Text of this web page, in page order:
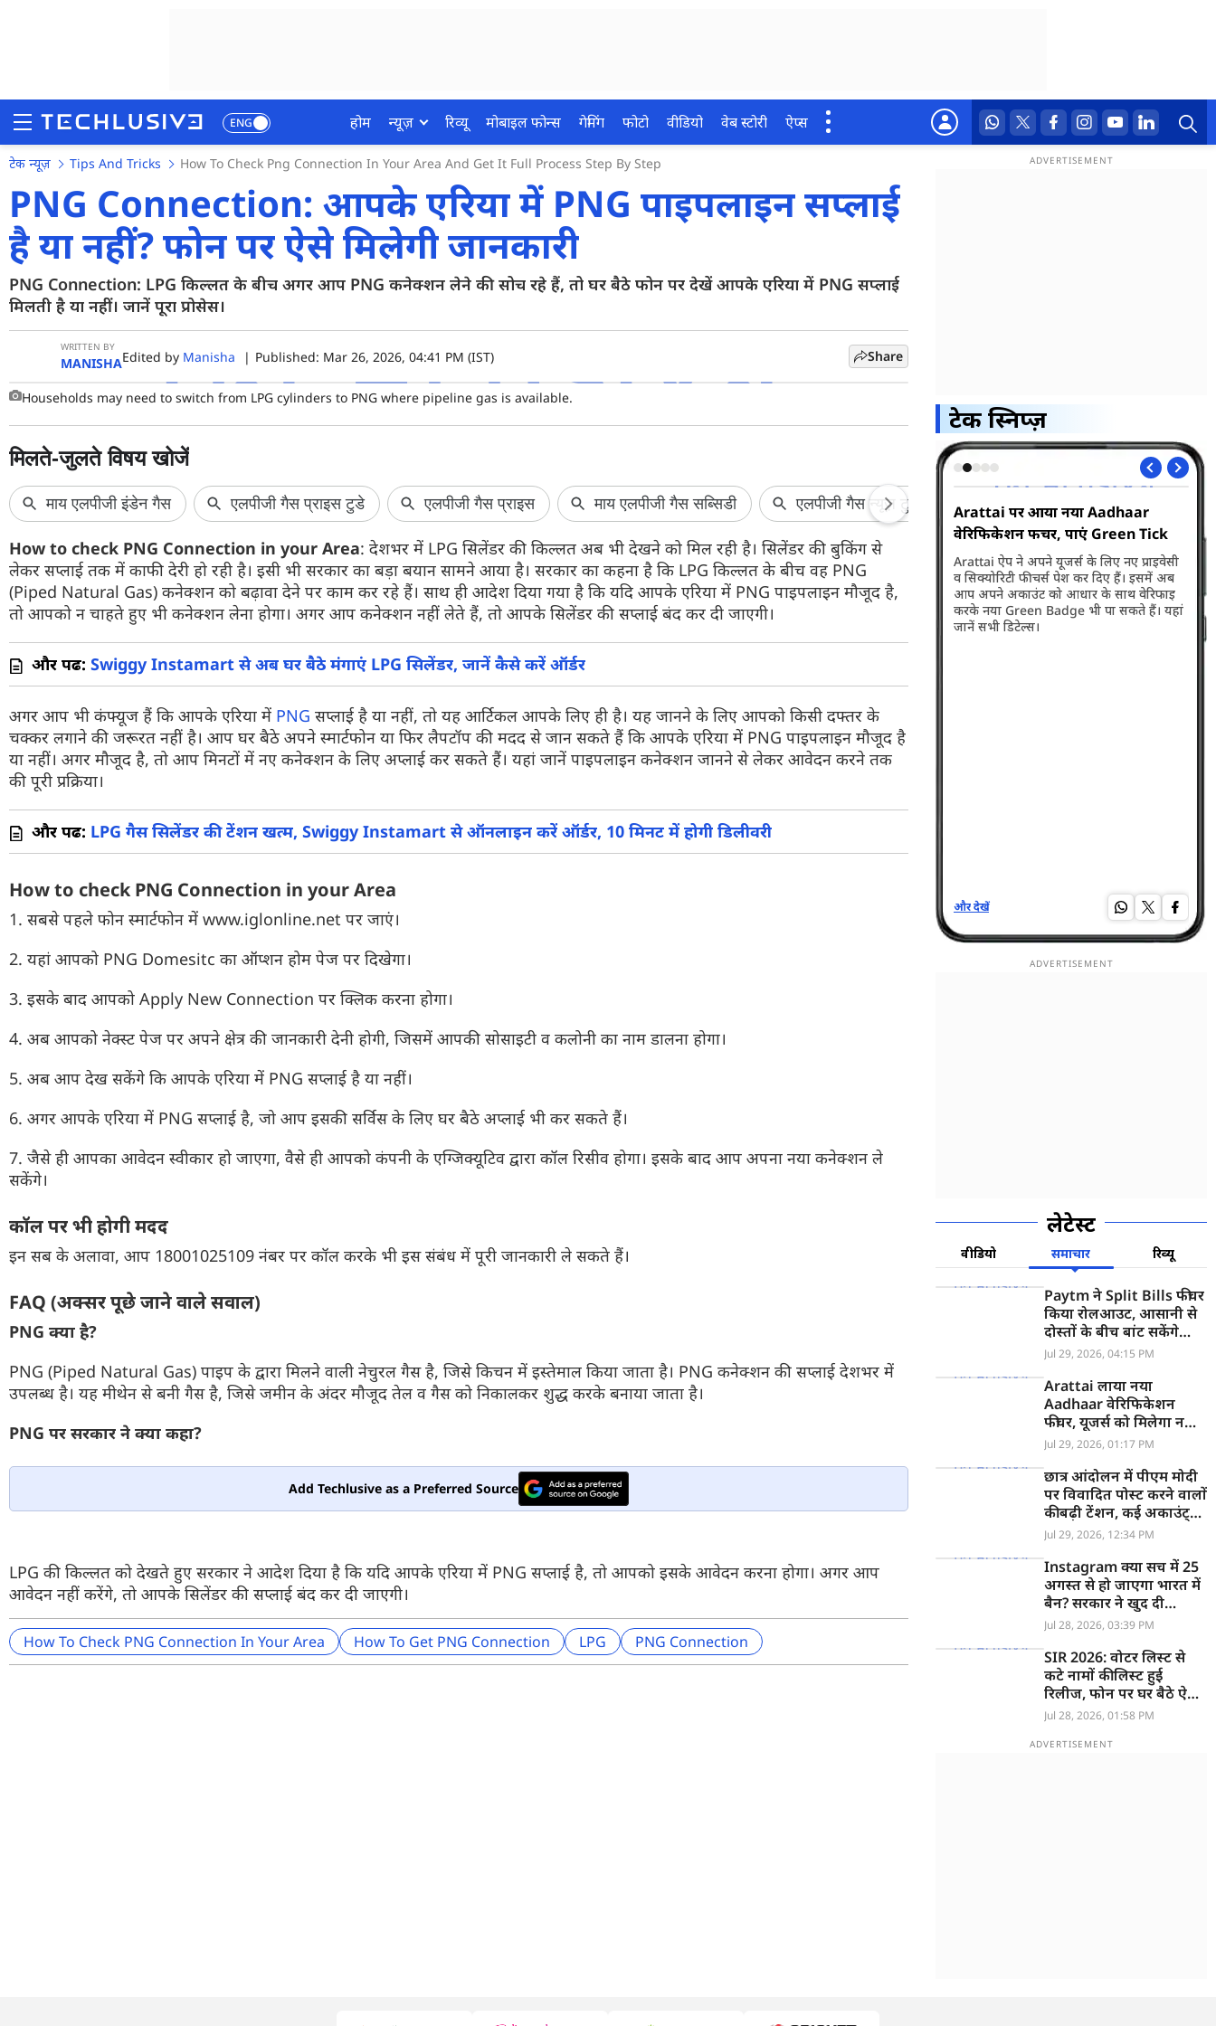
ENG होम न्यूज़ रिव्यू मोबाइल फोन्स गेमिंग फोटो वीडियो वेब स्टोरी ऐप्स
होम
न्यूज़
रिव्यू
मोबाइल फोन्स
गेमिंग
वीडियो
ऐप्स
डील्स
टेक न्यूज़ Tips And Tricks How To Check Png Connection In Your Area And Get It Full Process Step By Step
PNG Connection: आपके एरिया में PNG पाइपलाइन सप्लाई
है या नहीं? फोन पर ऐसे मिलेगी जानकारी
PNG Connection: LPG किल्लत के बीच अगर आप PNG कनेक्शन लेने की सोच रहे हैं, तो घर बैठे फोन पर देखें आपके एरिया में PNG सप्लाई
मिलती है या नहीं। जानें पूरा प्रोसेस।
WRITTEN BY
MANISHAEdited by Manisha | Published: Mar 26, 2026, 04:41 PM (IST) Share
Households may need to switch from LPG cylinders to PNG where pipeline gas is available.
How to check PNG Connection in your Area: देशभर में LPG सिलेंडर की किल्लत अब भी देखने को मिल रही है। सिलेंडर की बुकिंग से
लेकर सप्लाई तक में काफी देरी हो रही है। इसी भी सरकार का बड़ा बयान सामने आया है। सरकार का कहना है कि LPG किल्लत के बीच वह PNG
(Piped Natural Gas) कनेक्शन को बढ़ावा देने पर काम कर रहे हैं। साथ ही आदेश दिया गया है कि यदि आपके एरिया में PNG पाइपलाइन मौजूद है,
तो आपको न चाहते हुए भी कनेक्शन लेना होगा। अगर आप कनेक्शन नहीं लेते हैं, तो आपके सिलेंडर की सप्लाई बंद कर दी जाएगी।
और पढें: Swiggy Instamart से अब घर बैठे मंगाएं LPG सिलेंडर, जानें कैसे करें ऑर्डर
अगर आप भी कंफ्यूज हैं कि आपके एरिया में PNG सप्लाई है या नहीं, तो यह आर्टिकल आपके लिए ही है। यह जानने के लिए आपको किसी दफ्तर के
चक्कर लगाने की जरूरत नहीं है। आप घर बैठे अपने स्मार्टफोन या फिर लैपटॉप की मदद से जान सकते हैं कि आपके एरिया में PNG पाइपलाइन मौजूद है
या नहीं। अगर मौजूद है, तो आप मिनटों में नए कनेक्शन के लिए अप्लाई कर सकते हैं। यहां जानें पाइपलाइन कनेक्शन जानने से लेकर आवेदन करने तक
की पूरी प्रक्रिया।
और पढें: LPG गैस सिलेंडर की टेंशन खत्म, Swiggy Instamart से ऑनलाइन करें ऑर्डर, 10 मिनट में होगी डिलीवरी
How to check PNG Connection in your Area
1. सबसे पहले फोन स्मार्टफोन में www.iglonline.net पर जाएं।
2. यहां आपको PNG Domesitc का ऑप्शन होम पेज पर दिखेगा।
3. इसके बाद आपको Apply New Connection पर क्लिक करना होगा।
4. अब आपको नेक्स्ट पेज पर अपने क्षेत्र की जानकारी देनी होगी, जिसमें आपकी सोसाइटी व कलोनी का नाम डालना होगा।
5. अब आप देख सकेंगे कि आपके एरिया में PNG सप्लाई है या नहीं।
6. अगर आपके एरिया में PNG सप्लाई है, जो आप इसकी सर्विस के लिए घर बैठे अप्लाई भी कर सकते हैं।
7. जैसे ही आपका आवेदन स्वीकार हो जाएगा, वैसे ही आपको कंपनी के एग्जिक्यूटिव द्वारा कॉल रिसीव होगा। इसके बाद आप अपना नया कनेक्शन ले
सकेंगे।
कॉल पर भी होगी मदद
इन सब के अलावा, आप 18001025109 नंबर पर कॉल करके भी इस संबंध में पूरी जानकारी ले सकते हैं।
FAQ (अक्सर पूछे जाने वाले सवाल)
PNG क्या है?
PNG (Piped Natural Gas) पाइप के द्वारा मिलने वाली नेचुरल गैस है, जिसे किचन में इस्तेमाल किया जाता है। PNG कनेक्शन की सप्लाई देशभर में
उपलब्ध है। यह मीथेन से बनी गैस है, जिसे जमीन के अंदर मौजूद तेल व गैस को निकालकर शुद्ध करके बनाया जाता है।
PNG पर सरकार ने क्या कहा?
Add Techlusive as a Preferred Source
LPG की किल्लत को देखते हुए सरकार ने आदेश दिया है कि यदि आपके एरिया में PNG सप्लाई है, तो आपको इसके आवेदन करना होगा। अगर आप
आवेदन नहीं करेंगे, तो आपके सिलेंडर की सप्लाई बंद कर दी जाएगी।
How To Check PNG Connection In Your Area How To Get PNG Connection LPG PNG Connection
टेक स्निप्ज़
आ गया Paytm Split Bills फीचर,
Paytm यूजर्स लंबे समय से जिस फीचर का
इंतजार कर रहे थे, वो आखिरकार Friendship
Day से पहले रिलीज हो गया है। यह पेटीएम का
नया Split Bills फीचर है, जिसके जरिए आप
बिल को अपने दोस्तों के साथ बराबर बांट सकेंगे।
Arattai पर आया नया Aadhaar
वेरिफिकेशन फीचर, पाएं Green Tick
Arattai ऐप ने अपने यूजर्स के लिए नए प्राइवेसी
व सिक्योरिटी फीचर्स पेश कर दिए हैं। इसमें अब
आप अपने अकाउंट को आधार के साथ वेरिफाइ
करके नया Green Badge भी पा सकते हैं। यहां
जानें सभी डिटेल्स।
और देखें
लेटेस्ट
वीडियो समाचार रिव्यू
Paytm ने Split Bills फीचर
किया रोलआउट, आसानी से
दोस्तों के बीच बांट सकेंगे
बिल, ऐसे करें यूज
Jul 29, 2026, 04:15 PM
Arattai लाया नया
Aadhaar वेरिफिकेशन
फीचर, यूजर्स को मिलेगा नया
Green Tick, ऐसे करें
Jul 29, 2026, 01:17 PM
छात्र आंदोलन में पीएम मोदी
पर विवादित पोस्ट करने वालों
की बढ़ी टेंशन, कई अकाउंट्स
आए निशाने पर
Jul 29, 2026, 12:34 PM
Instagram क्या सच में 25
अगस्त से हो जाएगा भारत में
बैन? सरकार ने खुद दी
जानकारी
Jul 28, 2026, 03:39 PM
SIR 2026: वोटर लिस्ट से
कटे नामों की लिस्ट हुई
रिलीज, फोन पर घर बैठे ऐसे
देखें आपका नाम Deleted
Jul 28, 2026, 01:58 PM